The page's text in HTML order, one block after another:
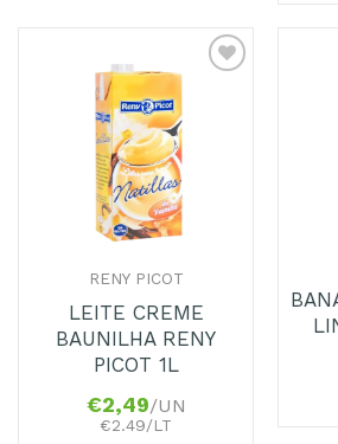
Adicionar
Favoritos
RENY PICOT
LEITE CREME
BAUNILHA RENY
PICOT 1L
€2,49/UN
€2.49/LT